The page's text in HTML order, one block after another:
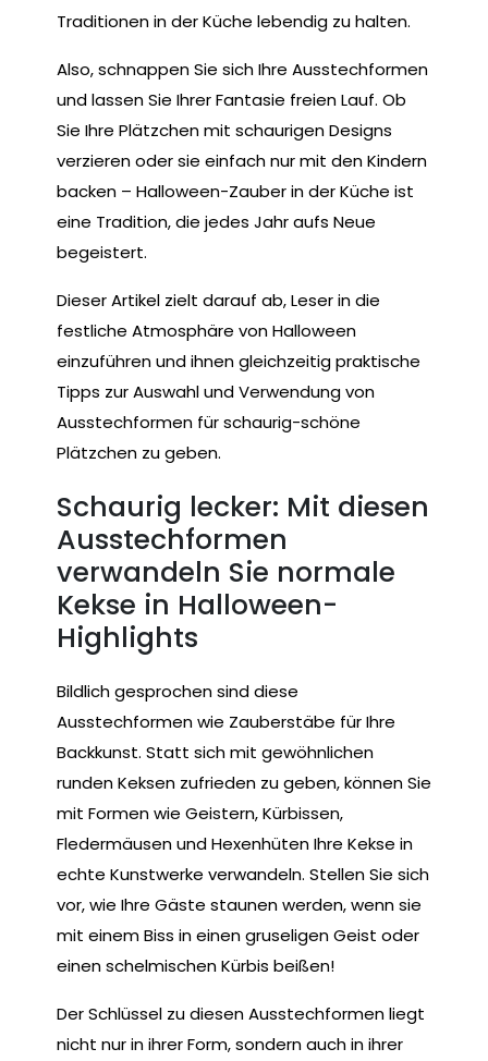
Traditionen in der Küche lebendig zu halten.
Also, schnappen Sie sich Ihre Ausstechformen
und lassen Sie Ihrer Fantasie freien Lauf. Ob
Sie Ihre Plätzchen mit schaurigen Designs
verzieren oder sie einfach nur mit den Kindern
backen – Halloween-Zauber in der Küche ist
eine Tradition, die jedes Jahr aufs Neue
begeistert.
Dieser Artikel zielt darauf ab, Leser in die
festliche Atmosphäre von Halloween
einzuführen und ihnen gleichzeitig praktische
Tipps zur Auswahl und Verwendung von
Ausstechformen für schaurig-schöne
Plätzchen zu geben.
Schaurig lecker: Mit diesen
Ausstechformen
verwandeln Sie normale
Kekse in Halloween-
Highlights
Bildlich gesprochen sind diese
Ausstechformen wie Zauberstäbe für Ihre
Backkunst. Statt sich mit gewöhnlichen
runden Keksen zufrieden zu geben, können Sie
mit Formen wie Geistern, Kürbissen,
Fledermäusen und Hexenhüten Ihre Kekse in
echte Kunstwerke verwandeln. Stellen Sie sich
vor, wie Ihre Gäste staunen werden, wenn sie
mit einem Biss in einen gruseligen Geist oder
einen schelmischen Kürbis beißen!
Der Schlüssel zu diesen Ausstechformen liegt
nicht nur in ihrer Form, sondern auch in ihrer